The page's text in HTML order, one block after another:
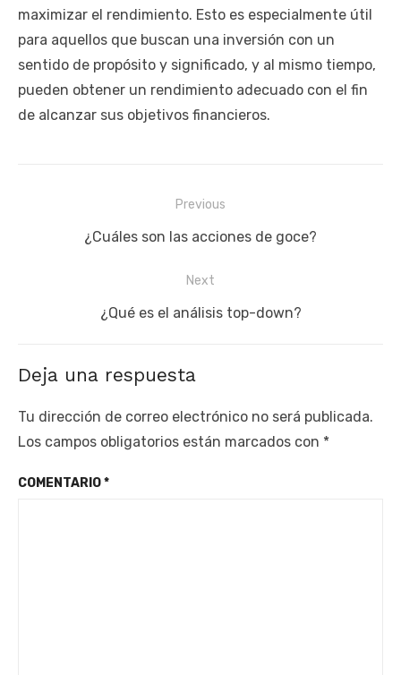
maximizar el rendimiento. Esto es especialmente útil
para aquellos que buscan una inversión con un
sentido de propósito y significado, y al mismo tiempo,
pueden obtener un rendimiento adecuado con el fin
de alcanzar sus objetivos financieros.
Previous
Previous
¿Cuáles son las acciones de goce?
Next
Next
¿Qué es el análisis top-down?
Deja una respuesta
Tu dirección de correo electrónico no será publicada.
Los campos obligatorios están marcados con *
COMENTARIO*